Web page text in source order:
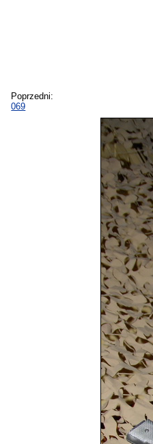
Poprzedni:
069